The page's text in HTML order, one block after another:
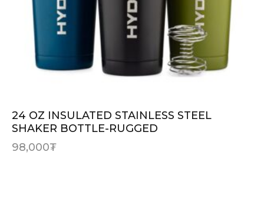
24 OZ INSULATED STAINLESS STEEL
SHAKER BOTTLE-RUGGED
98,000₮